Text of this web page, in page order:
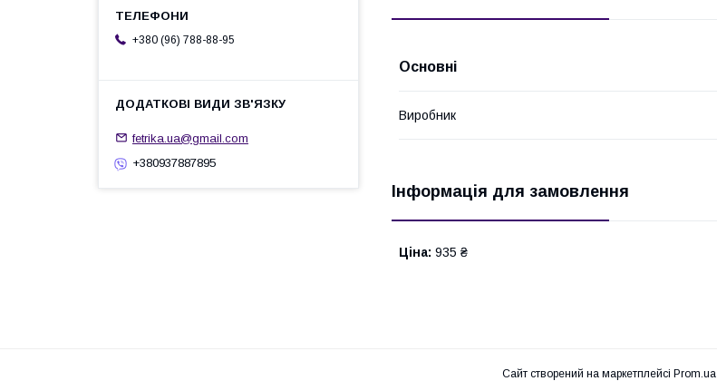
Основні
Виробник
Інформація для замовлення
Ціна: 935 ₴
+380 (96) 788-88-95
fetrika.ua@gmail.com
+380937887895
Сайт створений на маркетплейсі Prom.ua